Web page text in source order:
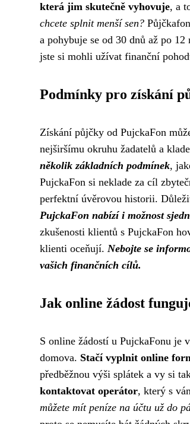
která jim skutečně vyhovuje, a
chcete splnit menší sen?
a pohybuje se od 30 dnů až po
jste si mohli užívat finanční
Podmínky pro získání
Získání půjčky od PujckaFon
nejširšímu okruhu žadatelů a
několik základních podmínek,
PujckaFon si neklade za cíl
perfektní úvěrovou historii.
PujckaFon nabízí i možnost
zkušenosti klientů s PujckaFon
klienti oceňují. Nebojte se
vašich finančních cílů.
Jak online žádost
S online žádostí u PujckaFonu je
domova. Stačí vyplnit online
předběžnou výši splátek a vy si
kontaktovat operátor, který s
můžete mít peníze na účtu už do